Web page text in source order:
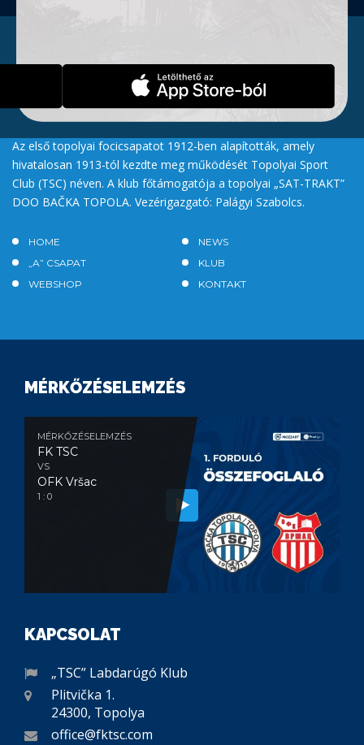
Az első topolyai focicsapatot 1912-ben alapították, amely
hivatalosan 1913-tól kezdte meg működését Topolyai Sport
Club (TSC) néven. A klub főtámogatója a topolyai „SAT-TRAKT”
DOO BAČKA TOPOLA. Vezérigazgató: Palágyi Szabolcs.
HOME
NEWS
„A” CSAPAT
KLUB
WEBSHOP
KONTAKT
MÉRKŐZÉSELEMZÉS
MÉRKŐZÉSELEMZÉS
FK TSC
VS
OFK Vršac
1 : 0
KAPCSOLAT
„TSC” Labdarúgó Klub
Plitvička 1.
24300, Topolya
office@fktsc.com